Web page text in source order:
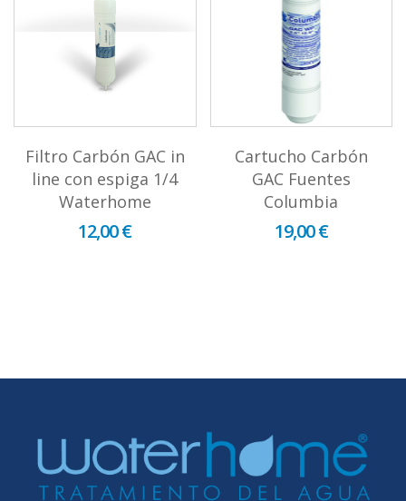
Filtro Carbón GAC in
line con espiga 1/4
Waterhome
12,00 €
Cartucho Carbón
GAC Fuentes
Columbia
19,00 €